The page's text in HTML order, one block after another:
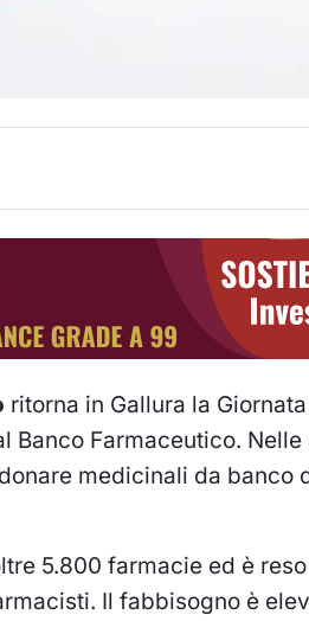
ritorna in Gallura la
Farmaceutico.
medicinali da banco
5.800 farmacie ed è
Il fabbisogno è